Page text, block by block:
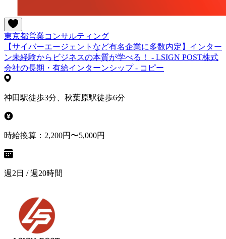
東京都営業コンサルティング
【サイバーエージェントなど有名企業に多数内定】インター
ン未経験からビジネスの本質が学べる！ - LSIGN POST株式
会社の長期・有給インターンシップ - コピー
神田駅徒歩3分、秋葉原駅徒歩6分
時給換算：2,200円〜5,000円
週2日 / 週20時間